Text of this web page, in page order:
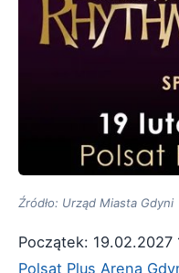
Źródło: Urząd Miasta Gdyni
Początek: 19.02.2027
Polsat Plus Arena